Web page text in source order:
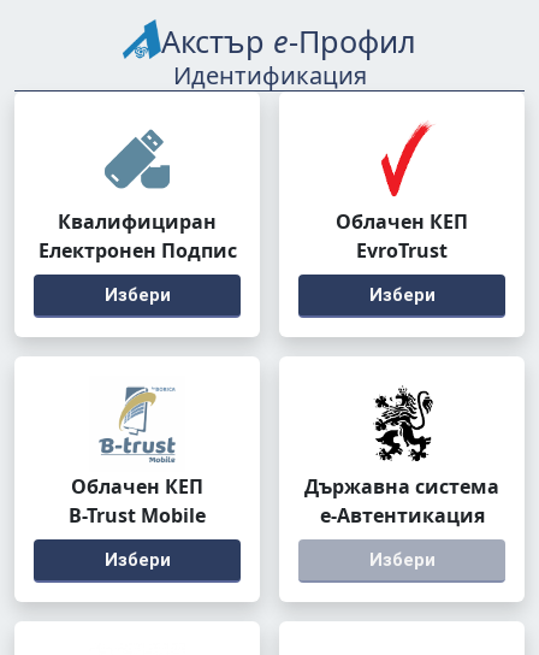
Акстър е-Профил
Идентификация
Квалифициран
Електронен Подпис
Избери
Облачен КЕП
EvroTrust
Избери
Облачен КЕП
B-Trust Mobile
Избери
Държавна система
е-Автентикация
Избери